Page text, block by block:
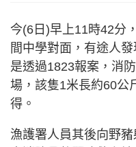
今(6日)早上11時42分
間中學對面，有途人
是透過1823報案，消
場，該隻1米長約60公
得。
漁護署人員其後向野